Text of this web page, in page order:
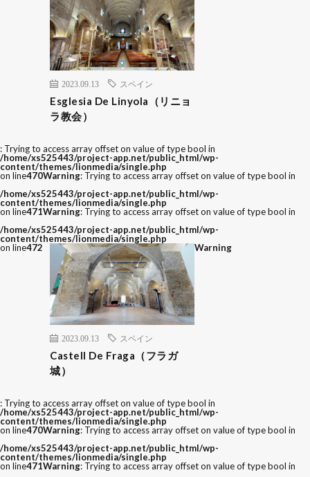
2023.09.13 スペイン
Esglesia De Linyola（リニョ
ラ教会）
: Trying to access array offset on value of type bool in
/home/xs525443/project-app.net/public_html/wp-
content/themes/lionmedia/single.php
on line470Warning: Trying to access array offset on value of type bool in
/home/xs525443/project-app.net/public_html/wp-
content/themes/lionmedia/single.php
on line471Warning: Trying to access array offset on value of type bool in
/home/xs525443/project-app.net/public_html/wp-
content/themes/lionmedia/single.php
on line472
2023.09.13 スペイン
Castell De Fraga（フラガ
城）
Warning
: Trying to access array offset on value of type bool in
/home/xs525443/project-app.net/public_html/wp-
content/themes/lionmedia/single.php
on line470Warning: Trying to access array offset on value of type bool in
/home/xs525443/project-app.net/public_html/wp-
content/themes/lionmedia/single.php
on line471Warning: Trying to access array offset on value of type bool in